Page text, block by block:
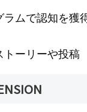
ラムで認知を獲
トーリーや投稿